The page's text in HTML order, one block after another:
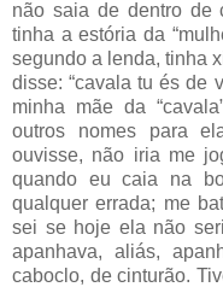
não saia de dentro de
tinha a estória da
segundo a lenda, tinha
disse: “cavala tu és de
minha mãe da
outros nomes para
ouvisse, não iria me
quando eu caia na
qualquer errada; me
sei se hoje ela não
apanhava, aliás,
caboclo, de cinturão.